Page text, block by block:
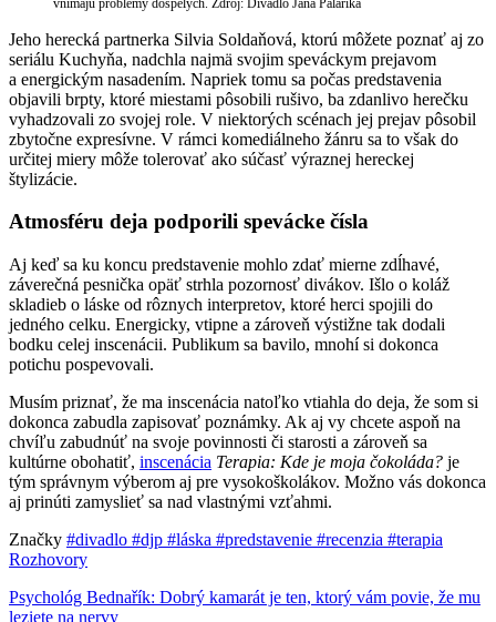
Jeho herecká partnerka Silvia Soldaňová, ktorú môžete poznať aj zo
seriálu Kuchyňa, nadchla najmä svojim speváckym prejavom
a energickým nasadením. Napriek tomu sa počas predstavenia
objavili brpty, ktoré miestami pôsobili rušivo, ba zdanlivo herečku
vyhadzovali zo svojej role. V niektorých scénach jej prejav pôsobil
zbytočne expresívne. V rámci komediálneho žánru sa to však do
určitej miery môže tolerovať ako súčasť výraznej hereckej
štylizácie.
Atmosféru deja podporili spevácke čísla
Aj keď sa ku koncu predstavenie mohlo zdať mierne zdĺhavé,
záverečná pesnička opäť strhla pozornosť divákov. Išlo o koláž
skladieb o láske od rôznych interpretov, ktoré herci spojili do
jedného celku. Energicky, vtipne a zároveň výstižne tak dodali
bodku celej inscenácii. Publikum sa bavilo, mnohí si dokonca
potichu pospevovali.
Musím priznať, že ma inscenácia natoľko vtiahla do deja, že som si
dokonca zabudla zapisovať poznámky. Ak aj vy chcete aspoň na
chvíľu zabudnúť na svoje povinnosti či starosti a zároveň sa
kultúrne obohatiť, inscenácia Terapia: Kde je moja čokoláda? je
tým správnym výberom aj pre vysokoškolákov. Možno vás dokonca
aj prinúti zamyslieť sa nad vlastnými vzťahmi.
Značky #divadlo #djp #láska #predstavenie #recenzia #terapia
Rozhovory
Psychológ Bednařík: Dobrý kamarát je ten, ktorý vám povie, že mu
leziete na nervy